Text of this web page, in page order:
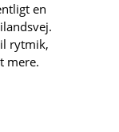
en
rytmik,
mere.